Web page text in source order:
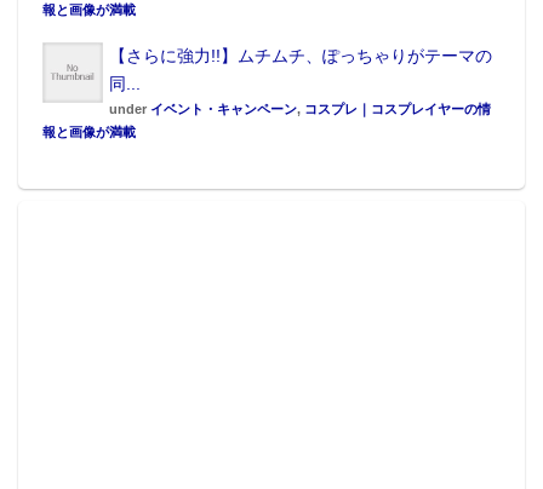
報と画像が満載
【さらに強力!!】ムチムチ、ぽっちゃりがテーマの
同...
under イベント・キャンペーン, コスプレ｜コスプレイヤーの情
報と画像が満載